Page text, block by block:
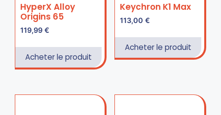
HyperX Alloy
Origins 65
119,99 €
Acheter le produit
Keychron K1 Max
113,00 €
Acheter le produit